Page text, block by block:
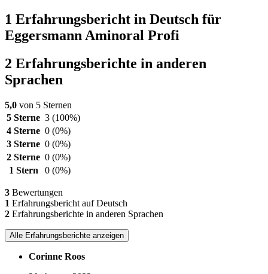
1 Erfahrungsbericht in Deutsch für
Eggersmann Aminoral Profi
2 Erfahrungsberichte in anderen
Sprachen
5,0 von 5 Sternen
5 Sterne 3 (100%)
4 Sterne 0 (0%)
3 Sterne 0 (0%)
2 Sterne 0 (0%)
1 Stern
0 (0%)
3 Bewertungen
1 Erfahrungsbericht auf Deutsch
2 Erfahrungsberichte in anderen Sprachen
Alle Erfahrungsberichte anzeigen
Corinne Roos